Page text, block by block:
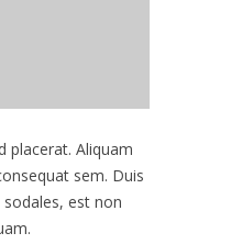
placerat. Aliquam
sem. Duis
est non